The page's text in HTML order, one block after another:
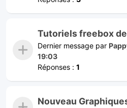
Tutoriels freebox
Dernier message par
19:03
Réponses : 1
Nouveau